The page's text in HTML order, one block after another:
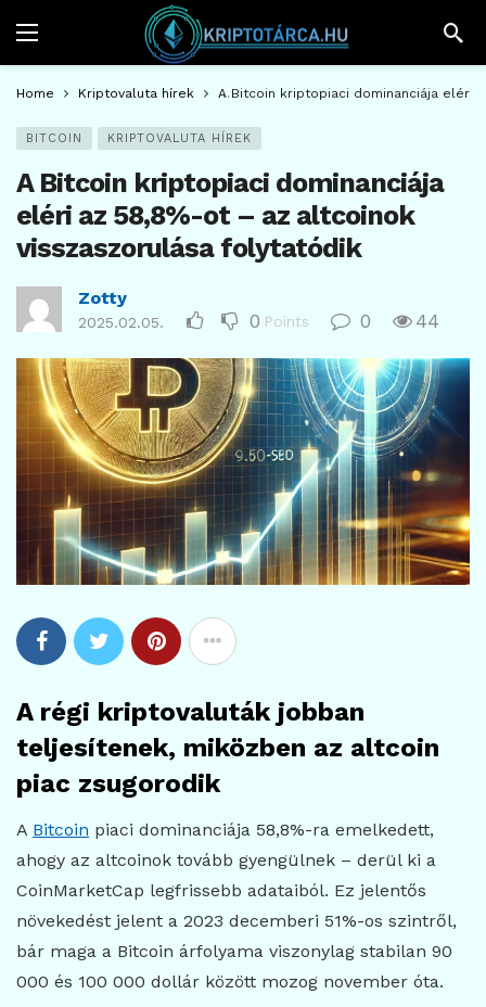
Home Kriptovaluta hírek A Bitcoin kriptopiaci dominanciája eléri
BITCOIN KRIPTOVALUTA HÍREK
A Bitcoin kriptopiaci dominanciája
eléri az 58,8%-ot – az altcoinok
visszaszorulása folytatódik
Zotty
2025.02.05. 0 Points 0 44
A régi kriptovaluták jobban
teljesítenek, miközben az altcoin
piac zsugorodik
A Bitcoin piaci dominanciája 58,8%-ra emelkedett,
ahogy az altcoinok tovább gyengülnek – derül ki a
CoinMarketCap legfrissebb adataiból. Ez jelentős
növekedést jelent a 2023 decemberi 51%-os szintről,
bár maga a Bitcoin árfolyama viszonylag stabilan 90
000 és 100 000 dollár között mozog november óta.